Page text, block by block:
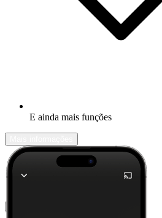
E ainda mais funções